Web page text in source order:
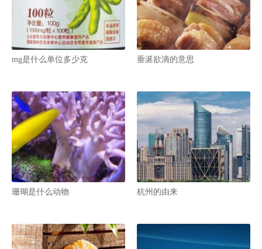
mg是什么单位多少克 垂涎欲滴的意思
珊瑚是什么动物 杭州的由来